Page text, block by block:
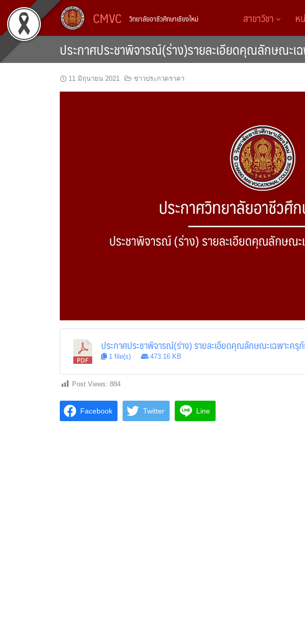
content
CMVC วิทยาลัยอาชีวศึกษาเชียงใหม่ สาขาวิชา ห
ประกาศประชาพิจารณ์(ร่าง)รายละเอียดคุณลักษณะเ
11 มิถุนายน 2021 ข่าวประกวดราคา
ประกาศประชาพิจารณ์(ร่าง) รายละเอียดคุณลักษณะเฉพาะค
1 file(s) 473.16 KB
Post Views: 884
Facebook Twitter Line